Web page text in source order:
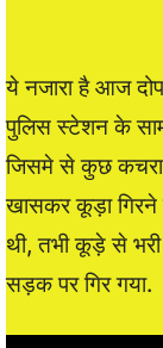
ये नजारा है आज
पुलिस स्टेशन के
जिसमे से कुछ कचरा
खासकर कूड़ा गिरने
थी, तभी कूड़े से
सड़क पर गिर गया.